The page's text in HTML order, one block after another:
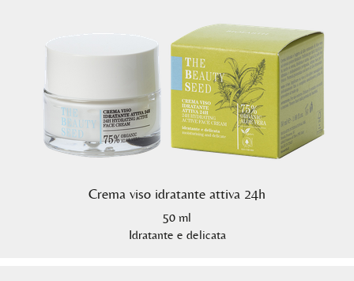
Crema viso idratante attiva 24h
50 ml
Idratante e delicata